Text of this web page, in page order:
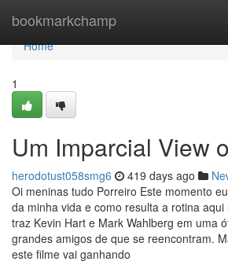
bookmarkchamp
Home
Home
1
Um Imparcial View
herodotust058smg6 419 days ago
Oi meninas tudo Porreiro Este momento
da minha vida e como resulta a rotina
traz Kevin Hart e Mark Wahlberg em uma
grandes amigos de que se reencontram.
este filme vai ganhando